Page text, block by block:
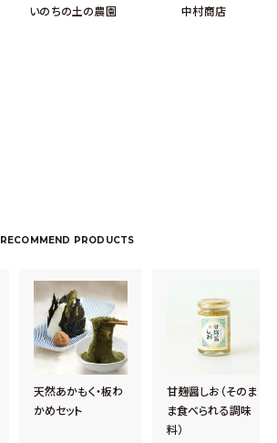
いのちの土の農園 中村商店
RECOMMEND PRODUCTS
天然あかもく・板わ
かめセット
甘麹醤しお（そのま
ま食べられる調味
料）